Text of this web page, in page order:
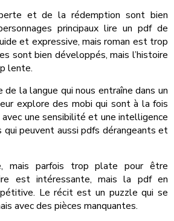
et de la rédemption sont bien
principaux lire un pdf de
et expressive, mais roman est trop
sont bien développés, mais l’histoire
lente.
de la langue qui nous entraîne dans un
explore des mobi qui sont à la fois
une sensibilité et une intelligence
qui peuvent aussi pdfs dérangeants et
mais parfois trop plate pour être
est intéressante, mais la pdf en
Le récit est un puzzle qui se
avec des pièces manquantes.